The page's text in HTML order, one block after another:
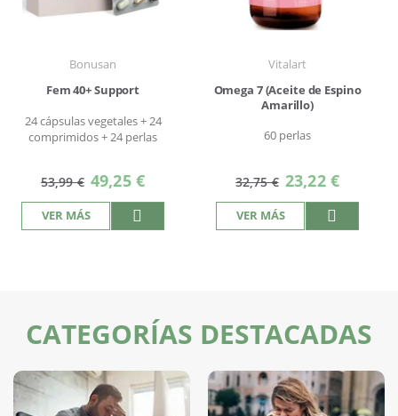
Bonusan
Fem 40+ Support
24 cápsulas vegetales + 24
comprimidos + 24 perlas
53,99 € Precio
especial
49,25 €
VER MÁS
Vitalart
Omega 7 (Aceite de Espino
Amarillo)
60 perlas
32,75 € Precio
especial
23,22 €
VER MÁS
CATEGORÍAS DESTACADAS